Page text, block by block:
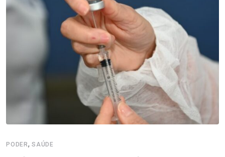
PODER, SAÚDE